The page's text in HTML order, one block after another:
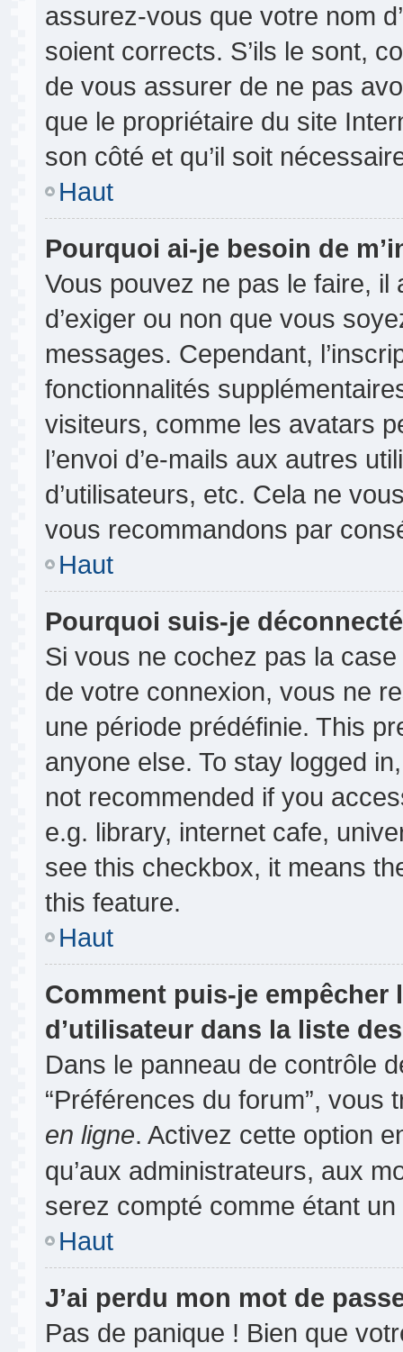
assurez-vous que votre nom
soient corrects. S’ils le sont,
de vous assurer de ne pas
que le propriétaire du site
son côté et qu’il soit
Haut
Pourquoi ai-je besoin de
Vous pouvez ne pas le faire, il
d’exiger ou non que vous
messages. Cependant,
fonctionnalités
visiteurs, comme les avatars
l’envoi d’e-mails aux autres
d’utilisateurs, etc. Cela ne
vous recommandons par
Haut
Pourquoi suis-je
Si vous ne cochez pas la case
de votre connexion, vous ne
une période prédéfinie. This
anyone else. To stay logged
not recommended if you
e.g. library, internet cafe,
see this checkbox, it means
this feature.
Haut
Comment puis-je empêcher
d’utilisateur dans la liste
Dans le panneau de contrôle
“Préférences du forum”, vous
en ligne. Activez cette option
qu’aux administrateurs, aux
serez compté comme étant
Haut
J’ai perdu mon mot de
Pas de panique ! Bien que